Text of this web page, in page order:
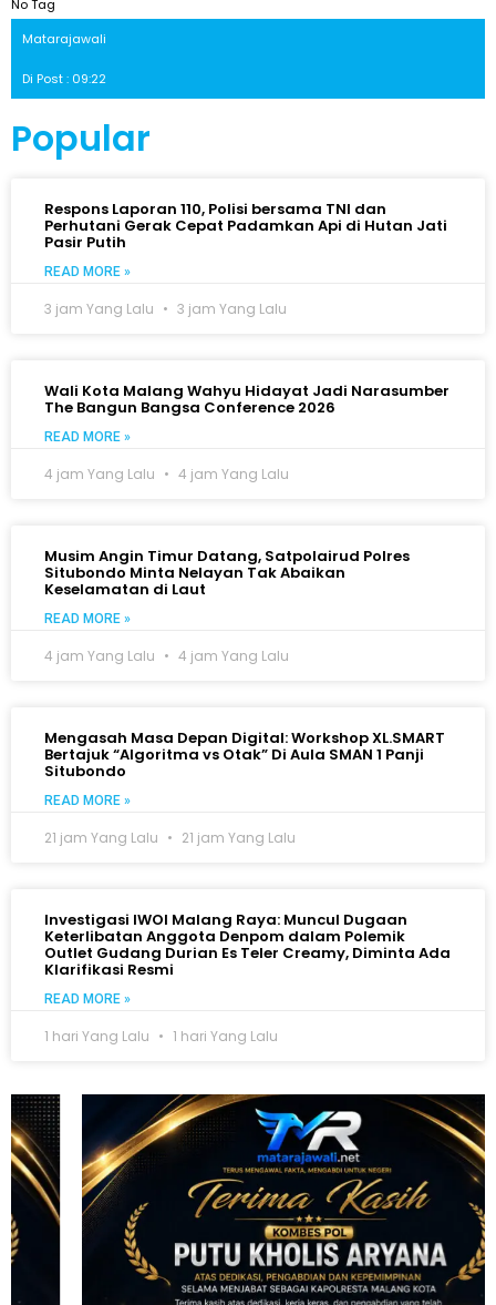
No Tag
Matarajawali
Di Post : 09:22
Popular
Respons Laporan 110, Polisi bersama TNI dan
Perhutani Gerak Cepat Padamkan Api di Hutan Jati
Pasir Putih
READ MORE »
3 jam Yang Lalu 3 jam Yang Lalu
Wali Kota Malang Wahyu Hidayat Jadi Narasumber
The Bangun Bangsa Conference 2026
READ MORE »
4 jam Yang Lalu 4 jam Yang Lalu
Musim Angin Timur Datang, Satpolairud Polres
Situbondo Minta Nelayan Tak Abaikan
Keselamatan di Laut
READ MORE »
4 jam Yang Lalu 4 jam Yang Lalu
Mengasah Masa Depan Digital: Workshop XL.SMART
Bertajuk “Algoritma vs Otak” Di Aula SMAN 1 Panji
Situbondo
READ MORE »
21 jam Yang Lalu 21 jam Yang Lalu
Investigasi IWOI Malang Raya: Muncul Dugaan
Keterlibatan Anggota Denpom dalam Polemik
Outlet Gudang Durian Es Teler Creamy, Diminta Ada
Klarifikasi Resmi
READ MORE »
1 hari Yang Lalu 1 hari Yang Lalu